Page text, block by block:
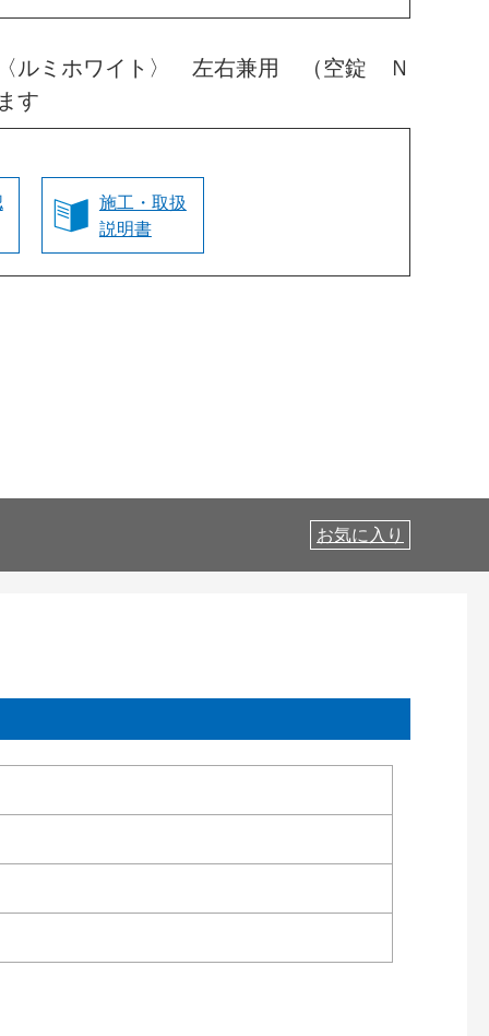
ミホワイト〉 左右兼用 （空錠 Ｎ
す
施工・取扱
説明書
お気に入り